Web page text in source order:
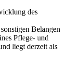
des
Belangen
Pflege- und
liegt derzeit als